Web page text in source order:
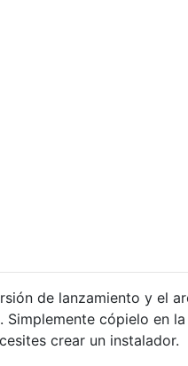
de lanzamiento y el
Simplemente cópielo en
crear un instalador.